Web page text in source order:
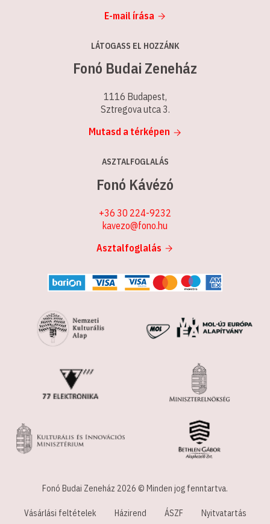
E-mail írása
LÁTOGASS EL HOZZÁNK
Fonó Budai Zeneház
1116 Budapest,
Sztregova utca 3.
Mutasd a térképen
ASZTALFOGLALÁS
Fonó Kávézó
+36 30 224-9232
kavezo@fono.hu
Asztalfoglalás
Fonó Budai Zeneház 2026 © Minden jog fenntartva.
Vásárlási feltételek Házirend ÁSZF Nyitvatartás